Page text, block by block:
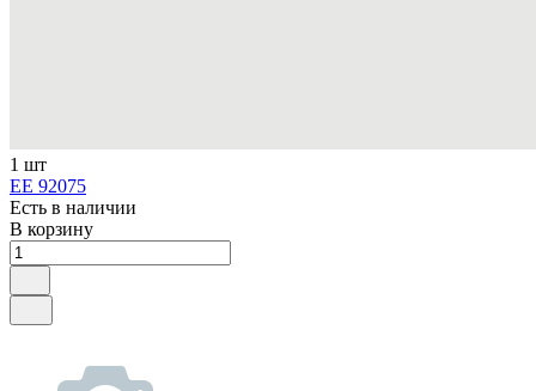
1 шт
ЕЕ 92075
Есть в наличии
В корзину